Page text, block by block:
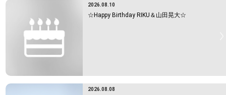
2026.08.10
☆Happy Birthday RIKU＆山田晃大☆
2026.08.08